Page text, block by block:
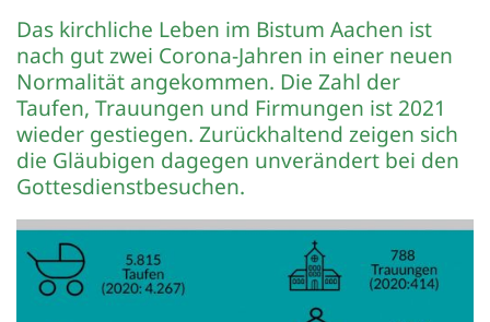
Das kirchliche Leben im Bistum Aachen ist
nach gut zwei Corona-Jahren in einer neuen
Normalität angekommen. Die Zahl der
Taufen, Trauungen und Firmungen ist 2021
wieder gestiegen. Zurückhaltend zeigen sich
die Gläubigen dagegen unverändert bei den
Gottesdienstbesuchen.